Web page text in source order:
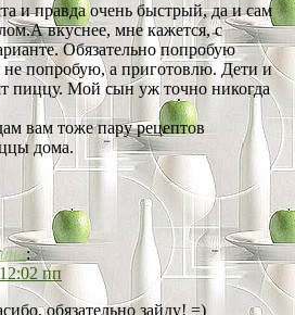
и правда очень быстрый, да и сам
вкуснее, мне кажется, с
Обязательно попробую
не попробую, а приготовлю. Дети и
пиццу. Мой сын уж точно никогда
вам тоже пару рецептов
дома.
:
пп
обязательно зайду! =)